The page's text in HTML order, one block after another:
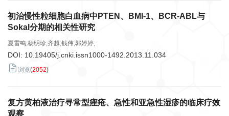
初治慢性粒细胞白血病中PTEN、BMI-1、BCR-ABL与
Sokal分期的相关性研究
夏雷鸣;杨明珍;齐越;钱伟;郭婷婷;
DOI: 10.19405/j.cnki.issn1000-1492.2013.11.034
浏览(2052)
复方黄柏液治疗寻常型痤疮、急性和亚急性湿疹的临床疗效
观察